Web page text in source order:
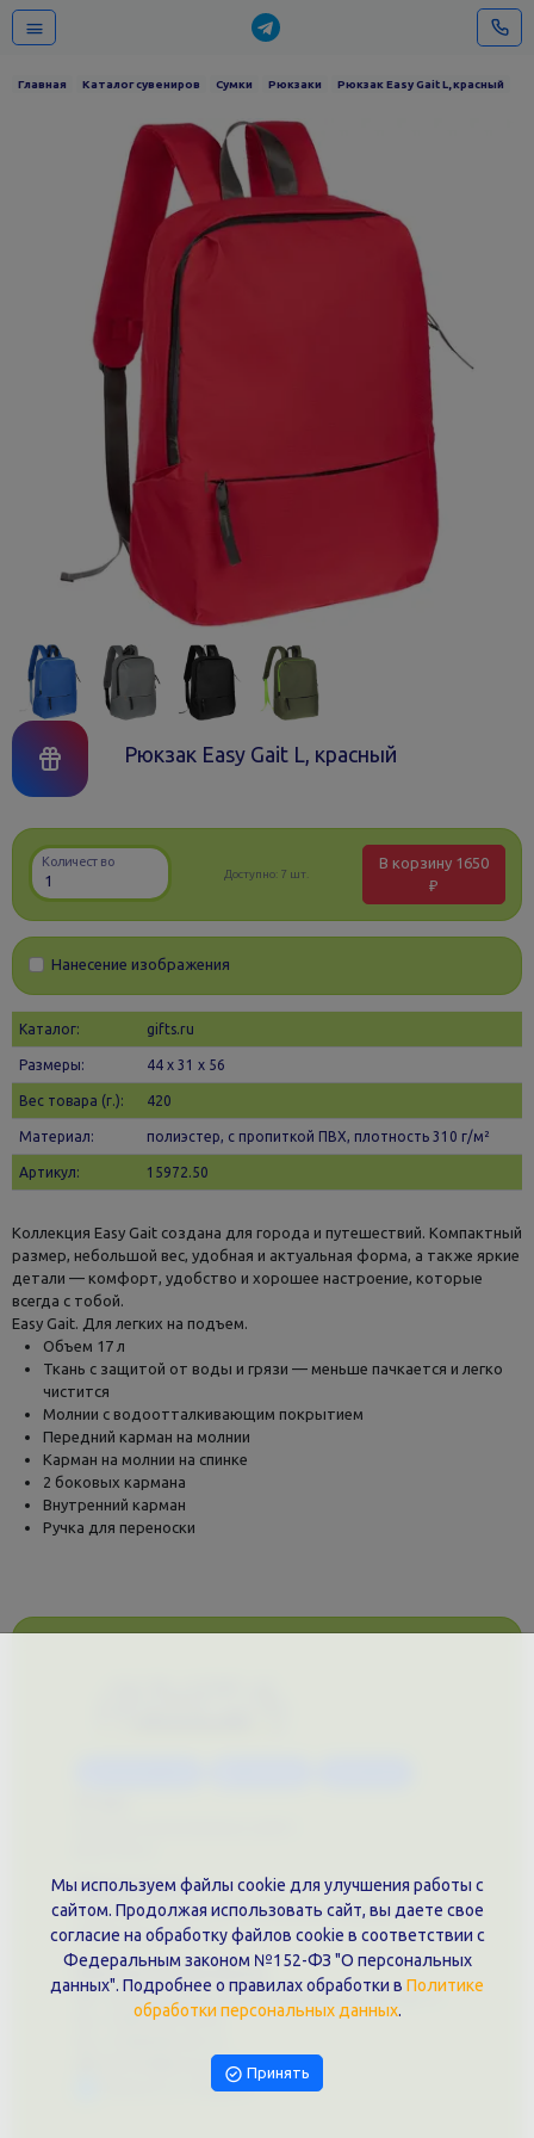
Главная Каталог сувениров Сумки Рюкзаки Рюкзак Easy Gait L, красный
Рюкзак Easy Gait L, красный
Количество
Доступно: 7 шт.
В корзину 1650
₽
Нанесение изображения
Каталог: gifts.ru
Размеры: 44 х 31 x 56
Вес товара (г.): 420
Материал: полиэстер, с пропиткой ПВХ, плотность 310 г/м²
Артикул: 15972.50
Коллекция Easy Gait создана для города и путешествий. Компактный
размер, небольшой вес, удобная и актуальная форма, а также яркие
детали — комфорт, удобство и хорошее настроение, которые
всегда с тобой.
Easy Gait. Для легких на подъем.
Объем 17 л
Ткань с защитой от воды и грязи — меньше пачкается и легко
чистится
Молнии с водоотталкивающим покрытием
Передний карман на молнии
Карман на молнии на спинке
2 боковых кармана
Внутренний карман
Ручка для переноски
Документы
Политика обработки персональных данных
Публичная оферта
Контакты филиала
г. Краснодар, ул. Шоссе Нефтяников, 28, оф. 51
+7 (861)202-09-02
9457070@krd-print.ru
Написать в Telegram
Мы используем файлы cookie для улучшения работы с
сайтом. Продолжая использовать сайт, вы даете свое
согласие на обработку файлов cookie в соответствии с
Федеральным законом №152-ФЗ "О персональных
данных". Подробнее о правилах обработки в Политике
обработки персональных данных.
Принять